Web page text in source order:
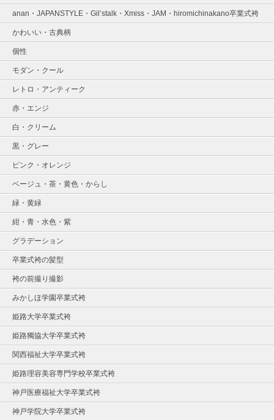
anan・JAPANSTYLE・Gil’stalk・Xmiss・JAM・hiromichinakano卒業式袴
かわいい・古典柄
個性
モダン・クール
レトロ・アンティーク
赤・エンジ
白・クリーム
黒・グレー
ピンク・オレンジ
ベージュ・茶・黄色・からし
緑・黄緑
紺・青・水色・紫
グラデーション
卒業式袴の髪型
袴の前撮り撮影
みかしほ学園卒業式袴
姫路大学卒業式袴
姫路獨協大学卒業式袴
関西福祉大学卒業式袴
姫路理容美容専門学校卒業式袴
神戸医療福祉大学卒業式袴
神戸学院大学卒業式袴